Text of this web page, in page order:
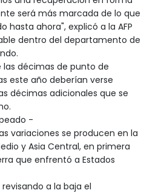
será más marcada de lo que
hasta ahora", explicó a la AFP
dentro del departamento de
las décimas de punto de
este año deberían verse
décimas adicionales que se
-
variaciones se producen en la
y Asia Central, en primera
que enfrentó a Estados
a la baja el